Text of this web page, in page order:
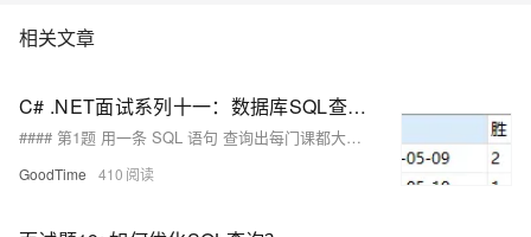
相关文章
C# .NET面试系列十一：数据库SQL查询（附建表语句）
#### 第1题 用一条 SQL 语句 查询出每门课都大于80 分的学生姓名 建表语句： ```sql create table tableA ( name varchar(10), kecheng varchar(10), fenshu int(11) ) DEFAULT CHARSET = 'utf8'; ``` 插入数据 ```sql insert into tableA values ('张三', '语文', 81); insert into tableA values ('张三', '数学', 75); insert into tableA values ('李四',
GoodTime 410